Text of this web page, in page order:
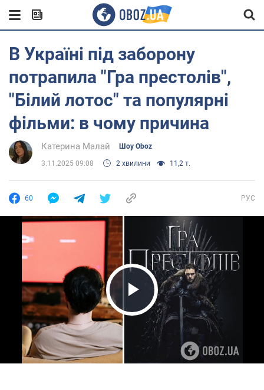
В Україні під заборону
потрапила "Гра престолів",
"Білий лотос" та популярні
фільми: в чому причина
Катерина Малай Шоу Oboz
3.11.2025 09:08 2 хвилини 11,2 т.
60 РУС
Play Video